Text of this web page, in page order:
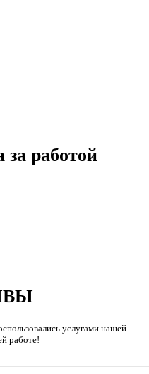
работой
услугами нашей
работе!